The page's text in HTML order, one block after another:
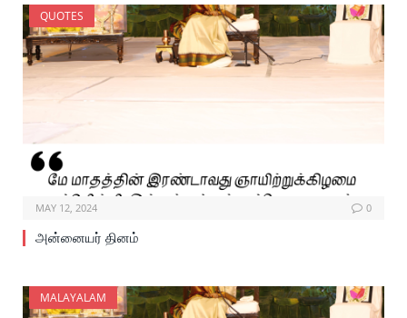
QUOTES
MAY 12, 2024 0
அன்னையர் தினம்
MALAYALAM